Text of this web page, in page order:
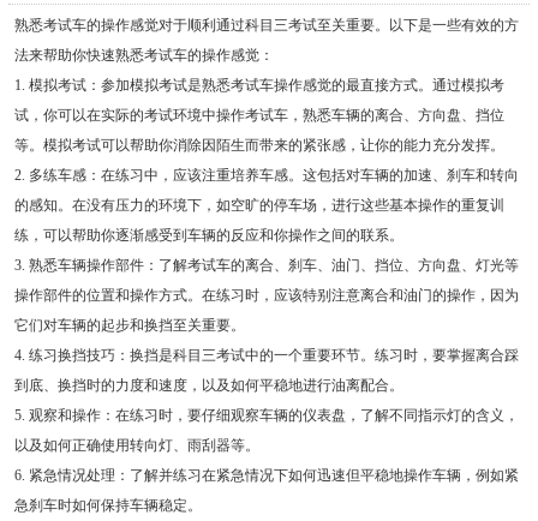
熟悉考试车的操作感觉对于顺利通过科目三考试至关重要。以下是一些有效的方
法来帮助你快速熟悉考试车的操作感觉：
1. 模拟考试：参加模拟考试是熟悉考试车操作感觉的最直接方式。通过模拟考
试，你可以在实际的考试环境中操作考试车，熟悉车辆的离合、方向盘、挡位
等。模拟考试可以帮助你消除因陌生而带来的紧张感，让你的能力充分发挥。
2. 多练车感：在练习中，应该注重培养车感。这包括对车辆的加速、刹车和转向
的感知。在没有压力的环境下，如空旷的停车场，进行这些基本操作的重复训
练，可以帮助你逐渐感受到车辆的反应和你操作之间的联系。
3. 熟悉车辆操作部件：了解考试车的离合、刹车、油门、挡位、方向盘、灯光等
操作部件的位置和操作方式。在练习时，应该特别注意离合和油门的操作，因为
它们对车辆的起步和换挡至关重要。
4. 练习换挡技巧：换挡是科目三考试中的一个重要环节。练习时，要掌握离合踩
到底、换挡时的力度和速度，以及如何平稳地进行油离配合。
5. 观察和操作：在练习时，要仔细观察车辆的仪表盘，了解不同指示灯的含义，
以及如何正确使用转向灯、雨刮器等。
6. 紧急情况处理：了解并练习在紧急情况下如何迅速但平稳地操作车辆，例如紧
急刹车时如何保持车辆稳定。